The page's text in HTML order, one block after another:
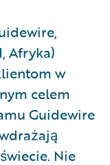
Afryka)
w
celem
Guidewire
Nie